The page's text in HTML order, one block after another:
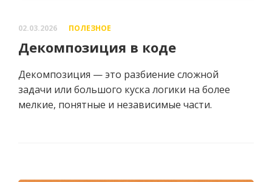
02.03.2026 ПОЛЕЗНОЕ
Декомпозиция в коде
Декомпозиция — это разбиение сложной
задачи или большого куска логики на более
мелкие, понятные и независимые части.